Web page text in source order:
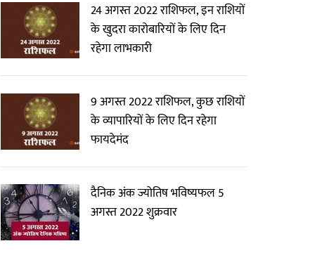
24 अगस्त 2022 राशिफल, इन राशियों
के खुदरा कारोबारियों के लिए दिन
रहेगा लाभकारी
9 अगस्त 2022 राशिफल, कुछ राशियों
के व्यापारियों के लिए दिन रहेगा
फायदेमंद
दैनिक अंक ज्योतिष भविष्यफल 5
अगस्त 2022 शुक्रवार